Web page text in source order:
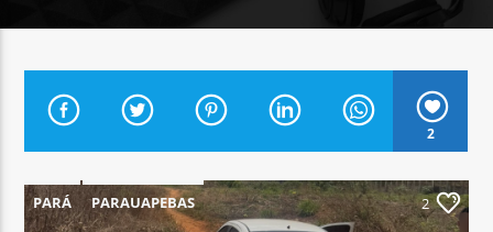
CURRENT TRACK
ARARA AZUL FM 96,9
2
PARÁ PARAUAPEBAS 2